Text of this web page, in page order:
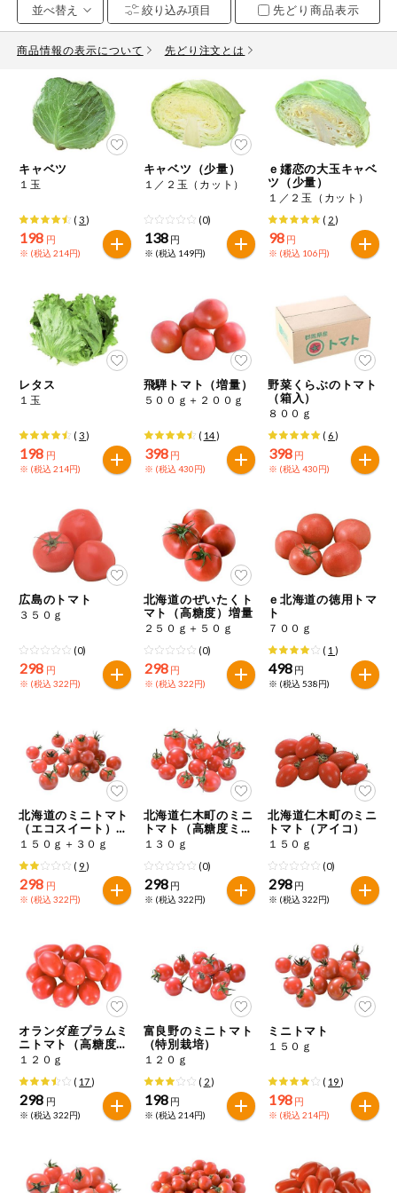
お気に入り注文
注文履歴注文
WEBカタログ
先着限定から探す
人気カテゴリ
食品から探す
家庭用品から探す
目的から探す
毎週自動お届け商品を確認する
毎週自動お届け商品を修正する
いつでも注文（毎週企画）
コープしがのサービス
ご利用ガイド
商品のリクエスト
アプリのダウンロード
PC版サイトを表示
テキスト注文サイトを表示
お問い合わせ
豆腐・納豆・
こんにゃく
冷蔵おかず
冷凍食品
ミールキット
など
麺類
レトルト・缶
詰・瓶詰
調味料・だ
し・油・ルー
飲料
酒・ノンアル
コール
切り花・仏花
ティッシュ・
トイレットペ
衛生・生理用
品
洗濯・バス・
トイレ用品
住居・生活用
品
コスメ＆ボデ
ィケア
衣料品
ペット
先着限定企画
スマート・ワ
ン注文
特価情報
アレルゲン情報
特定原材料と特定原材料に準ずるものが含まれていない商品
を検索できます。
小麦 卵
落花生 えび かに くるみ
特定原材料に準ずるもの
アーモンド あわび いか
カシューナッツ
キウイフルーツ 牛肉
さけ さば ゼラチン 大豆
鶏肉 バナナ 豚肉
マカダミアナッツ やまいも
アレルゲン情報は、商品企画時の情報のため、ご使用前には
必ず商品パッケージの表示をご確認ください。
特定原材料に準ずるものは、お取引先から情報提供のあった
範囲でのお知らせです。
先どり商品表示
商品情報の表示について 先どり注文とは
キャベツ
１玉
(3)
198 円
※ (税込 214円)
キャベツ（少量）
１／２玉（カット）
(0)
138 円
※ (税込 149円)
ｅ嬬恋の大玉キャベ
ツ（少量）
１／２玉（カット）
( 2)
98 円
※ (税込 106円)
レタス
１玉
(3)
198 円
※ (税込 214円)
飛騨トマト（増量）
５００ｇ＋２００ｇ
( 14)
398 円
※ (税込 430円)
野菜くらぶのトマト
（箱入）
８００ｇ
( 6)
398 円
※ (税込 430円)
広島のトマト
３５０ｇ
(0)
298 円
※ (税込 322円)
北海道のぜいたくト
マト（高糖度）増量
２５０ｇ＋５０ｇ
(0)
298 円
※ (税込 322円)
ｅ北海道の徳用トマ
ト
７００ｇ
( 1 )
498 円
※ (税込 538円)
北海道のミニトマト
（エコスイート）増
量１５０ｇ＋３０ｇ
( 9)
298 円
※ (税込 322円)
北海道仁木町のミニ
トマト（高糖度ミニ
トマト）
１３０ｇ
(0)
298 円
※ (税込 322円)
北海道仁木町のミニ
トマト（アイコ）
１５０ｇ
(0)
298 円
※ (税込 322円)
オランダ産プラムミ
ニトマト（高糖度ミ
ニトマト）
１２０ｇ
( 17)
298 円
※ (税込 322円)
富良野のミニトマト
（特別栽培）
１２０ｇ
( 2)
198 円
※ (税込 214円)
ミニトマト
１５０ｇ
( 19)
198 円
※ (税込 214円)